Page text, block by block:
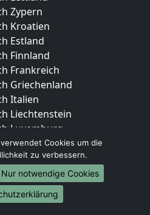
Zypern
Kroatien
Estland
Finnland
Frankreich
Griechenland
Italien
Liechtenstein
Luxemburg
Niederlande
Norwegen
Berlin
Cookies um die
zu verbessern.
Nur notwendige Cookies